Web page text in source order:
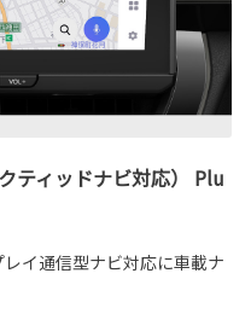
ティッドナビ対応） Plu
イ通信型ナビ対応に車載ナ